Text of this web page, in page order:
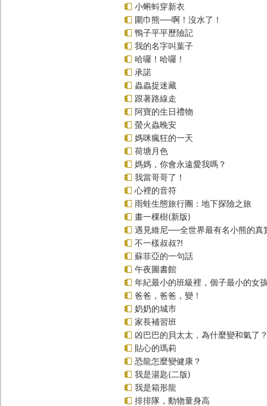
小蝌蚪穿新衣
圍巾熊──啊！沒水了！
鴨子平平歷險記
我的名字叫葉子
哈囉！哈囉！
承諾
蟲蟲捉迷藏
跟著路線走
阿寶的生日禮物
螢火蟲晚安
媽咪瘋狂的一天
荷塘月色
媽媽，你會永遠愛我嗎？
我當哥哥了！
心裡的音符
雨蛙生態旅行團：地下探險之旅
畫一棵樹(新版)
遇見維尼──全世界最有名小熊的真
不一樣叔叔?!
蘇菲亞的一句話
午夜圖書館
年紀最小的班級裡，個子最小的女
爸爸，爸爸，變！
奶奶的城市
家長補習班
凶巴巴的貝太太，為什麼變和氣了
貼心的瑪莉
恐龍怎麼變健康？
我是湯匙(二版)
我是箱形龍
排排隊，動物量身高